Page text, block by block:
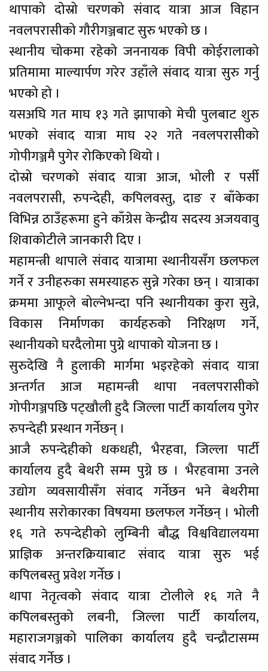
थापाको दोस्रो चरणको संवाद यात्रा आज विहान
नवलपरासीको गौरीगञ्जबाट सुरु भएको छ ।
स्थानीय चोकमा रहेको जननायक विपी कोईरालाको
प्रतिमामा माल्यार्पण गरेर उहाँले संवाद यात्रा सुरु गर्नु
भएको हो ।
यसअघि गत माघ १३ गते झापाको मेची पुलबाट शुरु
भएको संवाद यात्रा माघ २२ गते नवलपरासीको
गोपीगञ्जमै पुगेर रोकिएको थियो ।
दोस्रो चरणको संवाद यात्रा आज, भोली र पर्सी
नवलपरासी, रुपन्देही, कपिलवस्तु, दाङ र बाँकेका
विभिन्न ठाउँहरूमा हुने काँग्रेस केन्द्रीय सदस्य अजयवावु
शिवाकोटीले जानकारी दिए ।
महामन्त्री थापाले संवाद यात्रामा स्थानीयसँग छलफल
गर्ने र उनीहरुका समस्याहरु सुन्ने गरेका छन् । यात्राका
क्रममा आफूले बोल्नेभन्दा पनि स्थानीयका कुरा सुन्ने,
विकास निर्माणका कार्यहरुको निरिक्षण गर्ने,
स्थानीयको घरदैलोमा पुग्ने थापाको योजना छ ।
सुरुदेखि नै हुलाकी मार्गमा भइरहेको संवाद यात्रा
अन्तर्गत आज महामन्त्री थापा नवलपरासीको
गोपीगञ्जपछि पट्खौली हुदै जिल्ला पार्टी कार्यालय पुगेर
रुपन्देही प्रस्थान गर्नेछन् ।
आजै रुपन्देहीको धकधही, भैरहवा, जिल्ला पार्टी
कार्यालय हुदै बेथरी सम्म पुग्ने छ । भैरहवामा उनले
उद्योग व्यवसायीसँग संवाद गर्नेछन भने बेथरीमा
स्थानीय सरोकारका विषयमा छलफल गर्नेछन् । भोली
१६ गते रुपन्देहीको लुम्बिनी बौद्ध विश्वविद्यालयमा
प्राज्ञिक अन्तरक्रियाबाट संवाद यात्रा सुरु भई
कपिलबस्तु प्रवेश गर्नेछ ।
थापा नेतृत्वको संवाद यात्रा टोलीले १६ गते नै
कपिलबस्तुको लबनी, जिल्ला पार्टी कार्यालय,
महाराजगञ्जको पालिका कार्यालय हुदै चन्द्रौटासम्म
संवाद गर्नेछ ।